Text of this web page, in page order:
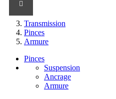
Transmission
Pinces
Armure
Pinces
Suspension
Ancrage
Armure